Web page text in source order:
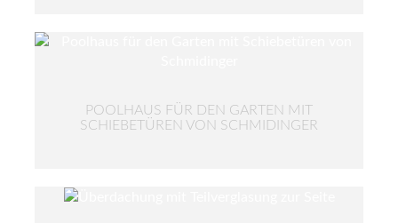
POOLHAUS FÜR DEN GARTEN MIT
SCHIEBETÜREN VON SCHMIDINGER